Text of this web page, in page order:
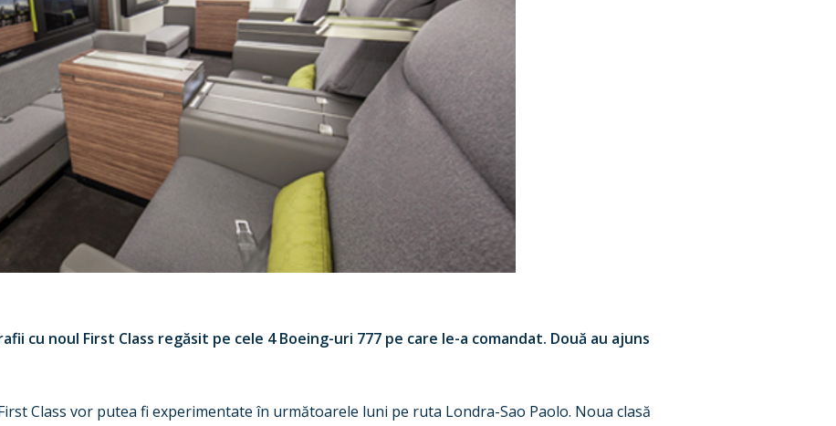
cu noul First Class regăsit pe cele 4 Boeing-uri 777 pe care le-a comandat. Două au ajuns
Class vor putea fi experimentate în următoarele luni pe ruta Londra-Sao Paolo. Noua clasă